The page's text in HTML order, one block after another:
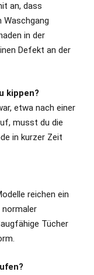
an, dass
Waschgang
in der
Defekt an der
kippen?
etwa nach einer
musst du die
in kurzer Zeit
reichen ein
Tücher